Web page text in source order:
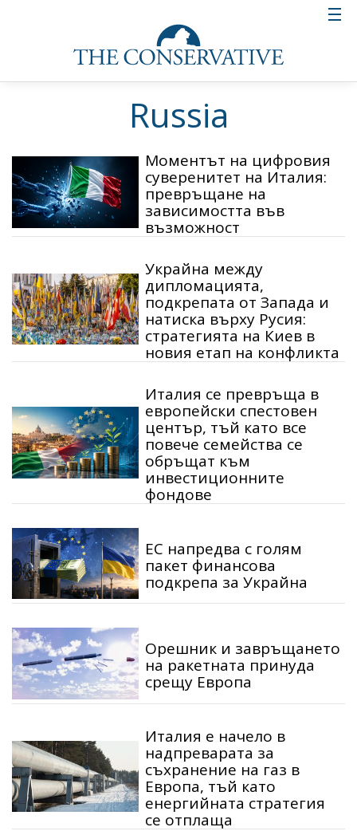
Russia
Моментът на цифровия
суверенитет на Италия:
превръщане на
зависимостта във
възможност
Украйна между
дипломацията,
подкрепата от Запада и
натиска върху Русия:
стратегията на Киев в
новия етап на конфликта
Италия се превръща в
европейски спестовен
център, тъй като все
повече семейства се
обръщат към
инвестиционните
фондове
ЕС напредва с голям
пакет финансова
подкрепа за Украйна
Орешник и завръщането
на ракетната принуда
срещу Европа
Италия е начело в
надпреварата за
съхранение на газ в
Европа, тъй като
енергийната стратегия
се отплаща